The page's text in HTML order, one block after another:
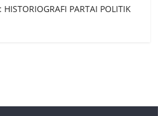
HISTORIOGRAFI PARTAI POLITIK